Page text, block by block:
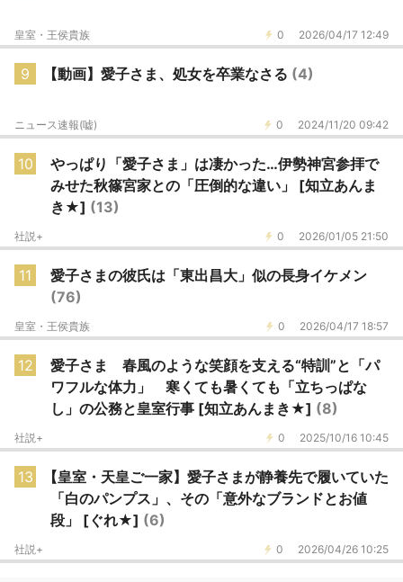
0 2026/04/17 12:49
皇室・王侯貴族
9 【動画】愛子さま、処女を卒業なさる (4)
0 2024/11/20 09:42
ニュース速報(嘘)
10
やっぱり「愛子さま」は凄かった…伊勢神宮参拝で
みせた秋篠宮家との「圧倒的な違い」 [知立あんま
き★] (13)
0 2026/01/05 21:50
社説+
11
愛子さまの彼氏は「東出昌大」似の長身イケメン
(76)
0 2026/04/17 18:57
皇室・王侯貴族
12
愛子さま 春風のような笑顔を支える“特訓”と「パ
ワフルな体力」 寒くても暑くても「立ちっぱな
し」の公務と皇室行事 [知立あんまき★] (8)
0 2025/10/16 10:45
社説+
13
【皇室・天皇ご一家】愛子さまが静養先で履いていた
「白のパンプス」、その「意外なブランドとお値
段」 [ぐれ★] (6)
0 2026/04/26 10:25
社説+